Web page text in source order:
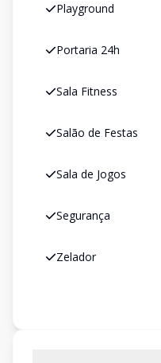
Playground
Portaria 24h
Sala Fitness
Salão de Festas
Sala de Jogos
Segurança
Zelador